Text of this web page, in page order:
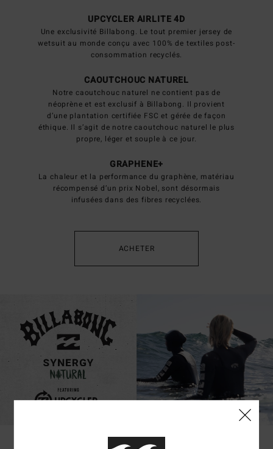
UPCYCLER AIRLITE 4D
Une exclusivité Billabong. Le tout premier jersey de
wetsuit au monde conçu avec 100% de textiles post-
consommation recyclés.
CAOUTCHOUC NATUREL
Notre caoutchouc naturel ne contient pas de
néoprène et est exclusif à Billabong. Il provient
d’une plantation certifiée FSC et gérée de façon
éthique. Il s’agit de notre caoutchouc naturel le plus
propre, léger et souple à ce jour.
GRAPHENE+
La chaleur et la performance du graphène, matériau
récompensé d’un prix Nobel, sont désormais
infusées dans des fibres recyclées.
ACHETER